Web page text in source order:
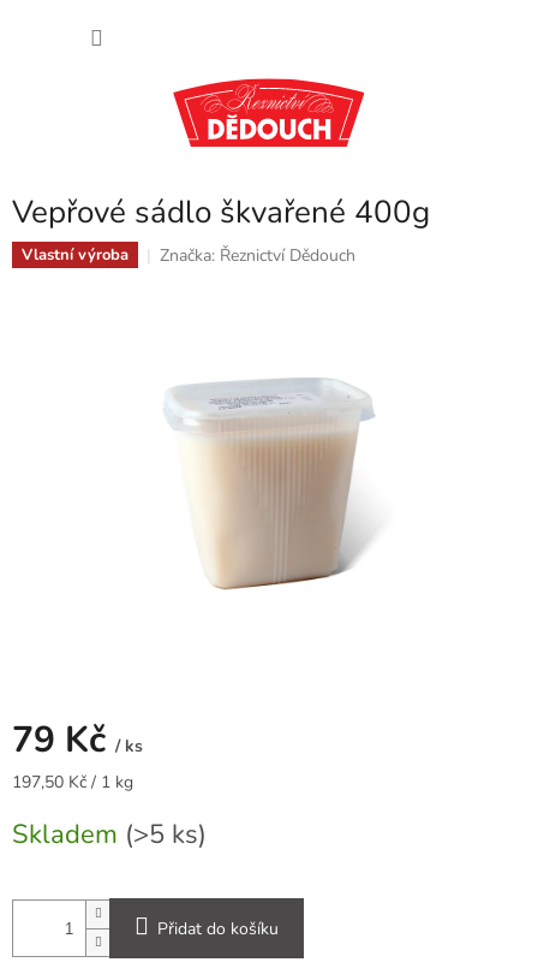
Vepřové sádlo škvařené 400g
Vlastní výroba Značka: Řeznictví Dědouch
79 Kč / ks
Měrná
197,50 Kč / 1 kg
Skladem (>5 ks)
Přidat do košíku